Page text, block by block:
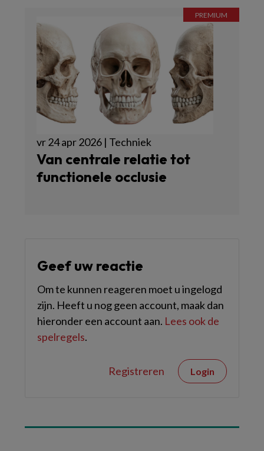
vr 24 apr 2026 | Techniek
Van centrale relatie tot
functionele occlusie
Geef uw reactie
Om te kunnen reageren moet u ingelogd
zijn. Heeft u nog geen account, maak dan
hieronder een account aan. Lees ook de
spelregels.
Registreren Login